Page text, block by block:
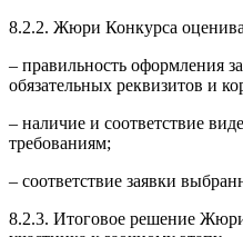
8.2.2. Жюри Конкурса
– правильность оформления
обязательных реквизитов и
– наличие и соответствие
требованиям;
– соответствие заявки
8.2.3. Итоговое решение